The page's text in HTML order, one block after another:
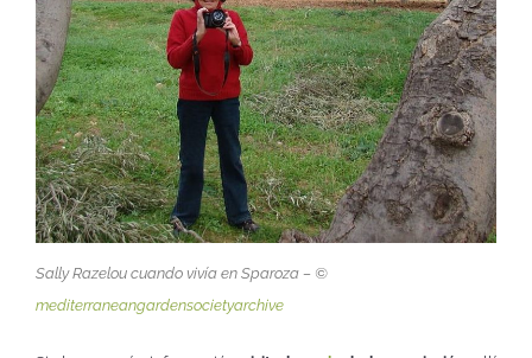
Sally Razelou cuando vivía en Sparoza – ©
mediterraneangardensocietyarchive